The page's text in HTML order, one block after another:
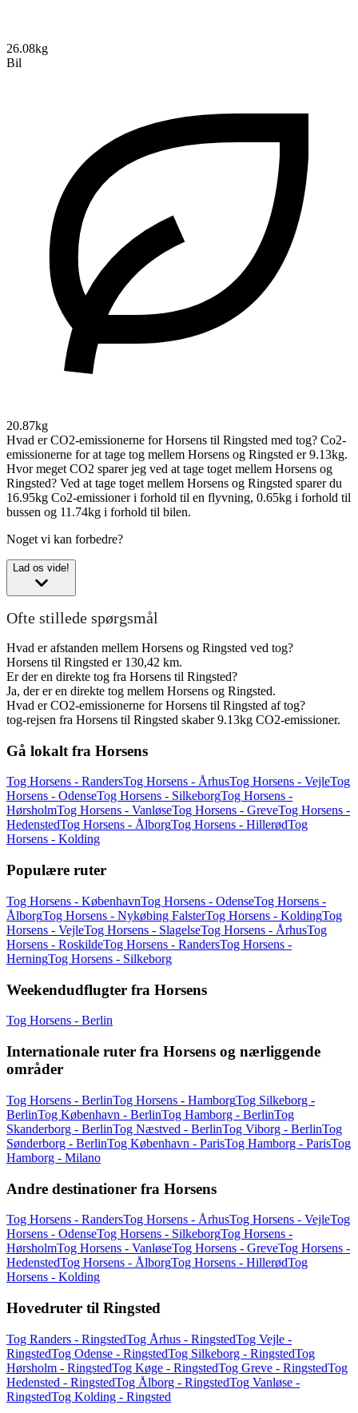
26.08kg
Bil
20.87kg
Hvad er CO2-emissionerne for Horsens til Ringsted med tog? Co2-
emissionerne for at tage tog mellem Horsens og Ringsted er 9.13kg.
Hvor meget CO2 sparer jeg ved at tage toget mellem Horsens og
Ringsted? Ved at tage toget mellem Horsens og Ringsted sparer du
16.95kg Co2-emissioner i forhold til en flyvning, 0.65kg i forhold til
bussen og 11.74kg i forhold til bilen.
Noget vi kan forbedre?
Lad os vide!
Ofte stillede spørgsmål
Hvad er afstanden mellem Horsens og Ringsted ved tog?
Horsens til Ringsted er 130,42 km.
Er der en direkte tog fra Horsens til Ringsted?
Ja, der er en direkte tog mellem Horsens og Ringsted.
Hvad er CO2-emissionerne for Horsens til Ringsted af tog?
tog-rejsen fra Horsens til Ringsted skaber 9.13kg CO2-emissioner.
Gå lokalt fra Horsens
Tog Horsens - RandersTog Horsens - ÅrhusTog Horsens - VejleTog
Horsens - OdenseTog Horsens - SilkeborgTog Horsens -
HørsholmTog Horsens - VanløseTog Horsens - GreveTog Horsens -
HedenstedTog Horsens - ÅlborgTog Horsens - HillerødTog
Horsens - Kolding
Populære ruter
Tog Horsens - KøbenhavnTog Horsens - OdenseTog Horsens -
ÅlborgTog Horsens - Nykøbing FalsterTog Horsens - KoldingTog
Horsens - VejleTog Horsens - SlagelseTog Horsens - ÅrhusTog
Horsens - RoskildeTog Horsens - RandersTog Horsens -
HerningTog Horsens - Silkeborg
Weekendudflugter fra Horsens
Tog Horsens - Berlin
Internationale ruter fra Horsens og nærliggende
områder
Tog Horsens - BerlinTog Horsens - HamborgTog Silkeborg -
BerlinTog København - BerlinTog Hamborg - BerlinTog
Skanderborg - BerlinTog Næstved - BerlinTog Viborg - BerlinTog
Sønderborg - BerlinTog København - ParisTog Hamborg - ParisTog
Hamborg - Milano
Andre destinationer fra Horsens
Tog Horsens - RandersTog Horsens - ÅrhusTog Horsens - VejleTog
Horsens - OdenseTog Horsens - SilkeborgTog Horsens -
HørsholmTog Horsens - VanløseTog Horsens - GreveTog Horsens -
HedenstedTog Horsens - ÅlborgTog Horsens - HillerødTog
Horsens - Kolding
Hovedruter til Ringsted
Tog Randers - RingstedTog Århus - RingstedTog Vejle -
RingstedTog Odense - RingstedTog Silkeborg - RingstedTog
Hørsholm - RingstedTog Køge - RingstedTog Greve - RingstedTog
Hedensted - RingstedTog Ålborg - RingstedTog Vanløse -
RingstedTog Kolding - Ringsted